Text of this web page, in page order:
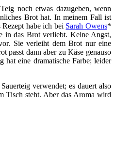
noch etwas dazugeben, wenn
Brot hat. In meinem Fall ist
Rezept habe ich bei Sarah Owens*
in das Brot verliebt. Keine Angst,
Sie verleiht dem Brot nur eine
passt dann aber zu Käse genauso
hat eine dramatische Farbe; leider
verwendet; es dauert also
Tisch steht. Aber das Aroma wird